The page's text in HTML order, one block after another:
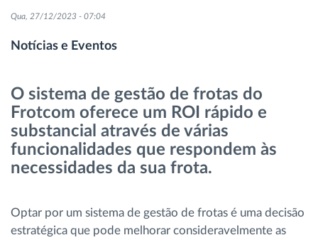
Gestão de tarefas
Descarga remota de tacógrafo
Controlo de acesso
Gestão de Combustível
Planeamento e monitorização de rotas
Identificação automática de condutores
Qua, 27/12/2023 - 07:04
Notícias e Eventos
O sistema de gestão de frotas do
Frotcom oferece um ROI rápido e
substancial através de várias
funcionalidades que respondem às
necessidades da sua frota.
Optar por um sistema de gestão de frotas é uma decisão
estratégica que pode melhorar consideravelmente as